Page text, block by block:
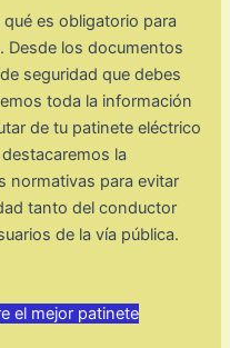
es obligatorio para
Desde los documentos
seguridad que debes
toda la información
de tu patinete eléctrico
la
normativas para evitar
tanto del conductor
de la vía pública.
el mejor patinete